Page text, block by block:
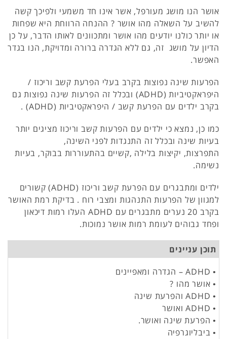
אושר הנו מושג מעורפל, אשר אינו חד משמעי ולפיכך קשה
להשיב על השאלה מהו אושר ? ההנחה הרווחת היא שפחות
או יותר כולנו יודעים מהו אושר ומתכוונים לאותו הדבר, על כן
הדיון על מושג זה, גם ללא הגדרה ברורה ומדויקת, הנו בגדר
האפשר.
הפרעות שינה נפוצות בקרב בעלי הפרעת קשב וריכוז /
היפראקטיביות (ADHD) ובכלל זה הפרעות שינה נפוצות גם
בקרב ילדים עם הפרעת קשב / היפראקטיביות (ADHD) .
כמו כן, נמצא כי ילדים עם הפרעות קשב וריכוז מציגים יותר
בעיות שינה ובכלל זה התנגדות לפני השינה,
התפרצות, יקיצות בלילה ,קשיים בהתעוררות בבוקר, בעיות
נשימה.
ילדים ומתבגרים עם הפרעת קשב וריכוז (ADHD) קשורים
למגוון של הפרעות התנהגות ומצבי רוח . בדיקת רמת האושר
בקרב 20 נערים מתבגרים עם ADHD העלו רמות דיכאון
ופחד גבוהים לעומת רמות אושר נמוכות.
תוכן עניינים
• ADHD – הגדרה ומאפיינים
• אושר מהו ?
• ADHD והפרעת שינה
• ADHD ואושר
• הפרעת שינה ואושר.
• ביבליוגרפיה